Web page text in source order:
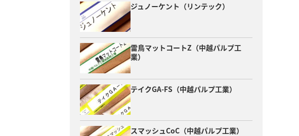
ジュノーケント（リンテック）
雷鳥マットコートZ（中越パルプ工
業）
テイクGA-FS（中越パルプ工業）
スマッシュCoC（中越パルプ工業）